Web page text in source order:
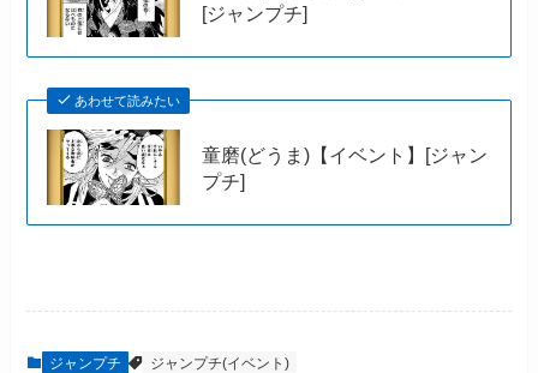
[ジャンプチ]
あわせて読みたい
童磨(どうま)【イベント】[ジャン
プチ]
ジャンプチ ジャンプチ(イベント)